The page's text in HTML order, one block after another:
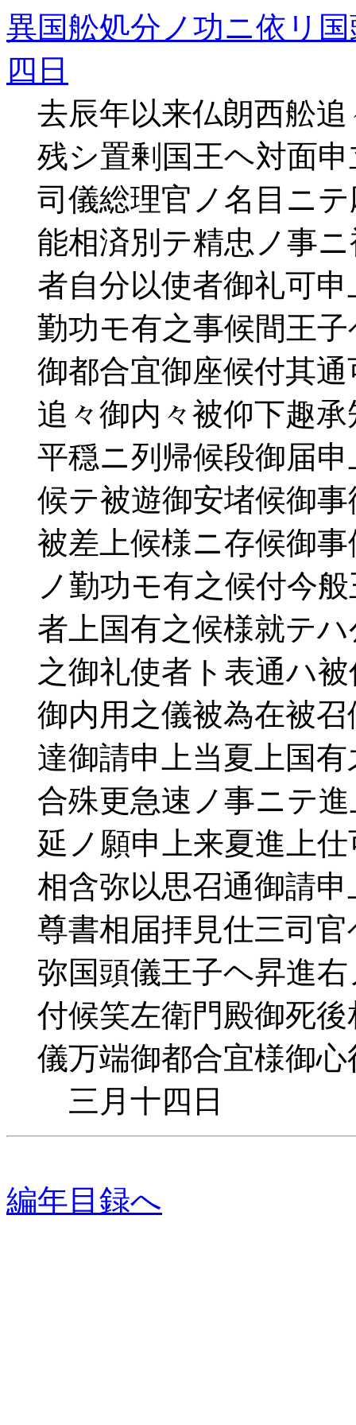
異国舩処分ノ功ニ依リ
四日
去辰年以来仏朗西舩追
残シ置剰国王ヘ対面申
司儀総理官ノ名目ニテ
能相済別テ精忠ノ事ニ
者自分以使者御礼可申
勤功モ有之事候間王子
御都合宜御座候付其通
追々御内々被仰下趣承
平穏ニ列帰候段御届申
候テ被遊御安堵候御事
被差上候様ニ存候御事
ノ勤功モ有之候付今般
者上国有之候様就テハ
之御礼使者ト表通ハ被
御内用之儀被為在被召
達御請申上当夏上国有
合殊更急速ノ事ニテ進
延ノ願申上来夏進上仕
相含弥以思召通御請申
尊書相届拝見仕三司官
弥国頭儀王子ヘ昇進右
付候笑左衛門殿御死後
儀万端御都合宜様御心
三月十四日
編年目録へ